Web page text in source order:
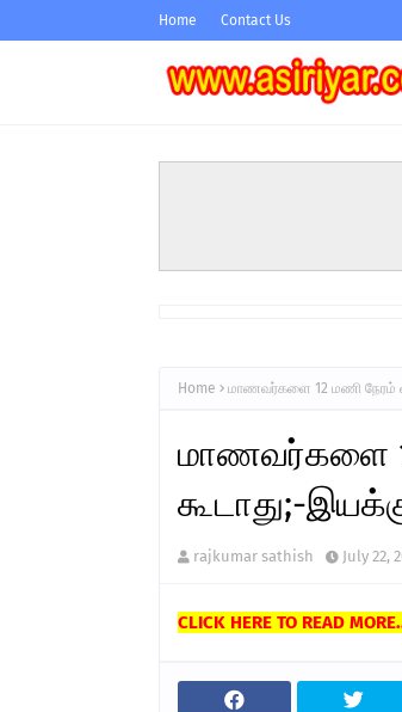
Home Contact Us
Home மாணவர்களை 12 மணி நேரம்
மாணவர்களை
கூடாது;-
rajkumar sathish July 22,
CLICK HERE TO READ